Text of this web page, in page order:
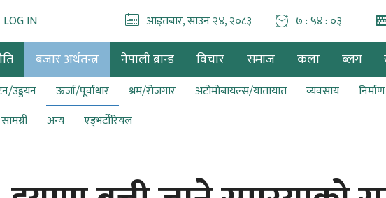
LOG IN आइतबार, साउन २४, २०८३ ७ : ५४ : ०४
बजार अर्थतन्त्र नेपाली ब्रान्ड विचार समाज कला ब्लग
उड्डयन ऊर्जा/पूर्वाधार श्रम/रोजगार अटोमोबायल्स/यातायात व्यवसाय
अन्य एड्भर्टोरियल